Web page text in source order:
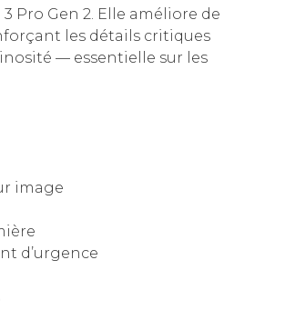
Pro Gen 2. Elle améliore de
les détails critiques
— essentielle sur les
image
d’urgence